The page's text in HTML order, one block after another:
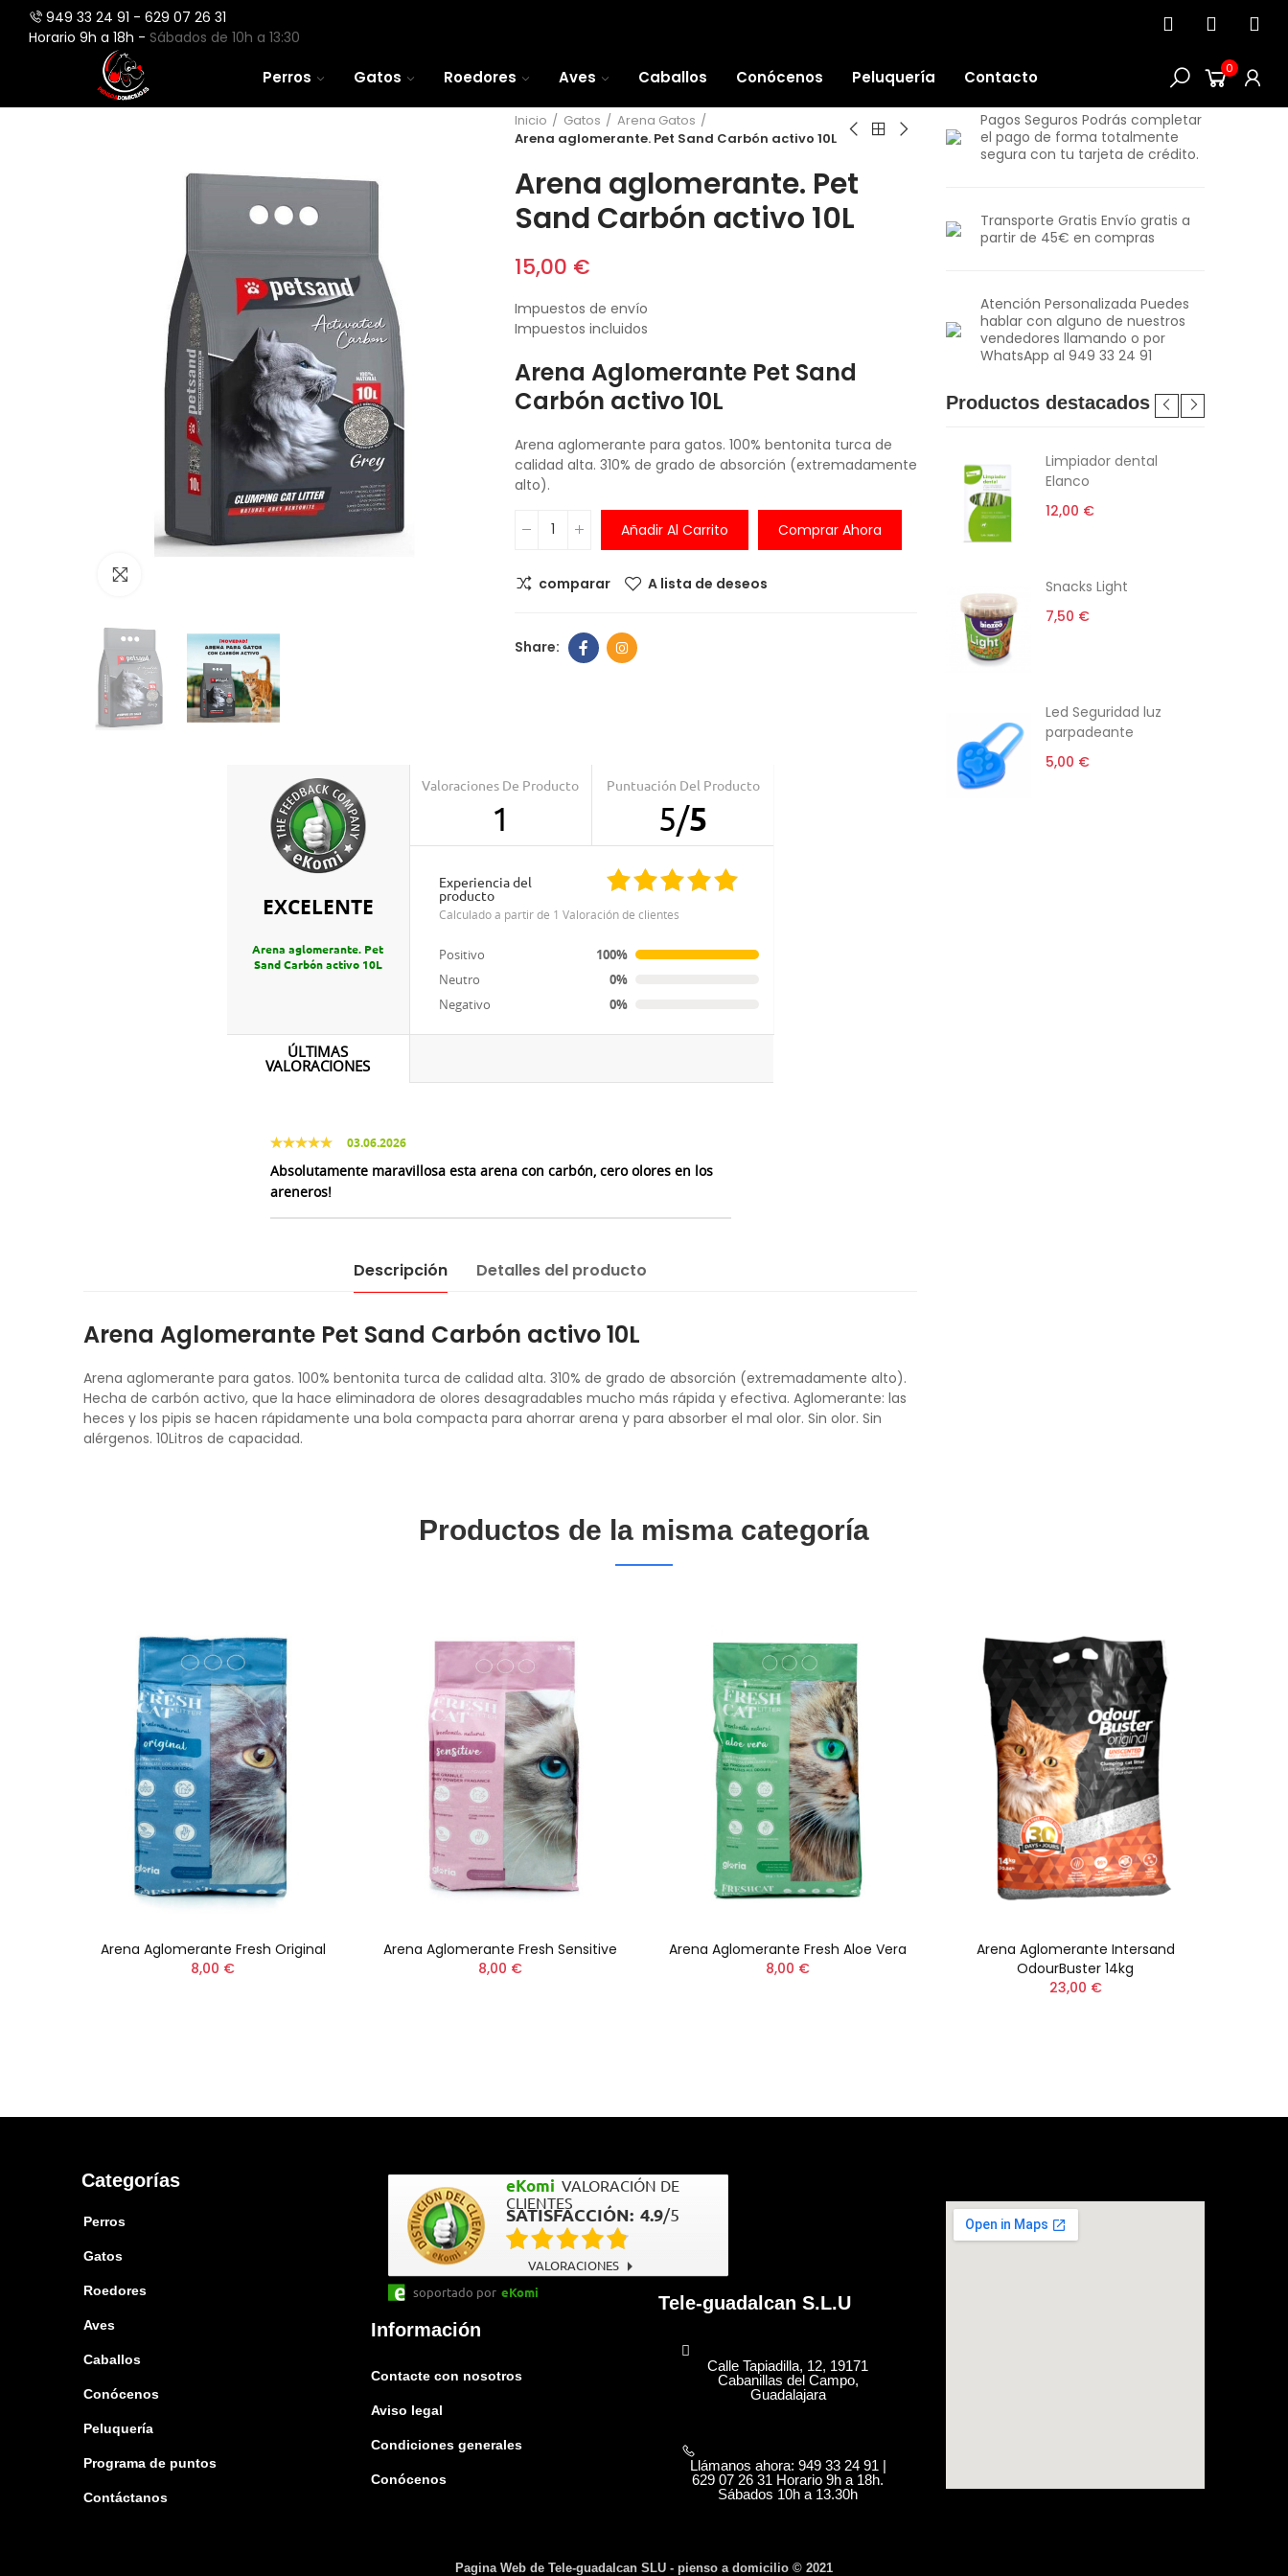
949 33 24 91 - 629 07 26 31
Horario 9h a 18h - Sábados de 10h a 13:30
Perros Gatos Roedores Aves Caballos Conócenos Peluquería Contacto 0
Inicio Gatos
Arena Gatos
Arena aglomerante. Pet Sand Carbón activo 10L
Arena aglomerante. Pet
Sand Carbón activo 10L
15,00 €
Impuestos de envío
Impuestos incluidos
Arena Aglomerante Pet Sand
Carbón activo 10L
Arena aglomerante para gatos. 100% bentonita turca de
calidad alta. 310% de grado de absorción (extremadamente
alto).
Añadir Al Carrito Comprar Ahora
comparar A lista de deseos
EXCELENTE
Arena aglomerante. Pet
Sand Carbón activo 10L
Valoraciones De Producto
1
Puntuación Del Producto
5/5
Experiencia del
producto
Calculado a partir de 1 Valoración de clientes
Positivo
100%
Neutro
0%
Negativo
0%
ÚLTIMAS
VALORACIONES
03.06.2026
Absolutamente maravillosa esta arena con carbón, cero olores en los
areneros!
Descripción Detalles del producto
Arena Aglomerante Pet Sand Carbón activo 10L
Arena aglomerante para gatos. 100% bentonita turca de calidad alta. 310% de grado de absorción (extremadamente alto).
Hecha de carbón activo, que la hace eliminadora de olores desagradables mucho más rápida y efectiva. Aglomerante: las
heces y los pipis se hacen rápidamente una bola compacta para ahorrar arena y para absorber el mal olor. Sin olor. Sin
alérgenos. 10Litros de capacidad.
Pagos Seguros Podrás completar
el pago de forma totalmente
segura con tu tarjeta de crédito.
Transporte Gratis Envío gratis a
partir de 45€ en compras
Atención Personalizada Puedes
hablar con alguno de nuestros
vendedores llamando o por
WhatsApp al 949 33 24 91
Productos destacados
Comedero Anti
6,00 €
Limpiador dental
Elanco
12,00 €
Snacks Light
7,50 €
Led Seguridad luz
parpadeante
5,00 €
Productos de la misma categoría
Arena Aglomerante Fresh Original
8,00 €
Arena Aglomerante Fresh Sensitive
8,00 €
Arena Aglomerante Fresh Aloe Vera
8,00 €
Arena Aglomerante Intersand
OdourBuster 14kg
23,00 €
Categorías
Perros
Gatos
Roedores
Aves
Caballos
Conócenos
Peluquería
Programa de puntos
Contáctanos
eKomi VALORACIÓN DE
CLIENTES
SATISFACCIÓN: 4.9/5
VALORACIONES
soportado por eKomi
Información
Contacte con nosotros
Aviso legal
Condiciones generales
Conócenos
Tele-guadalcan S.L.U
Calle Tapiadilla, 12, 19171
Cabanillas del Campo,
Guadalajara
Llámanos ahora: 949 33 24 91 |
629 07 26 31 Horario 9h a 18h.
Sábados 10h a 13.30h
Pagina Web de Tele-guadalcan SLU - pienso a domicilio © 2021